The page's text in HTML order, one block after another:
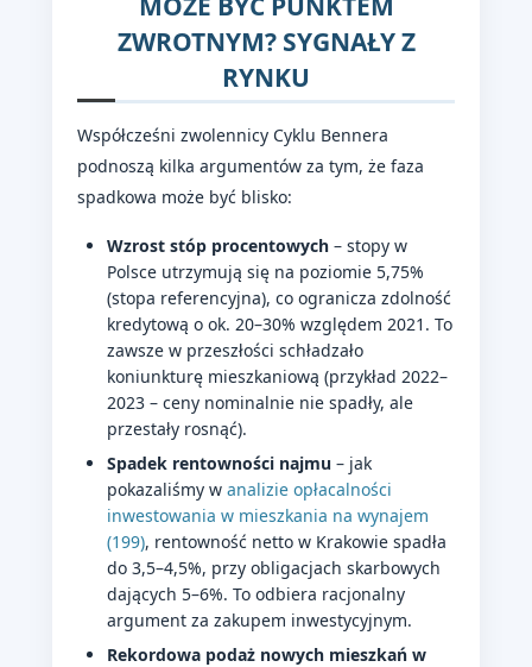
ZWROTNYM? SYGNAŁY Z
RYNKU
Współcześni zwolennicy Cyklu Bennera
podnoszą kilka argumentów za tym, że faza
spadkowa może być blisko:
Wzrost stóp procentowych – stopy w
Polsce utrzymują się na poziomie 5,75%
(stopa referencyjna), co ogranicza zdolność
kredytową o ok. 20–30% względem 2021. To
zawsze w przeszłości schładzało
koniunkturę mieszkaniową (przykład 2022–
2023 – ceny nominalnie nie spadły, ale
przestały rosnąć).
Spadek rentowności najmu – jak
pokazaliśmy wanalizie opłacalności
inwestowania w mieszkania na wynajem
(199), rentowność netto w Krakowie spadła
do 3,5–4,5%, przy obligacjach skarbowych
dających 5–6%. To odbiera racjonalny
argument za zakupem inwestycyjnym.
Rekordowa podaż nowych mieszkań w